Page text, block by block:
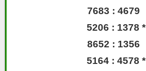
7683 : 4679
5206 : 1378 *
8652 : 1356
5164 : 4578 *